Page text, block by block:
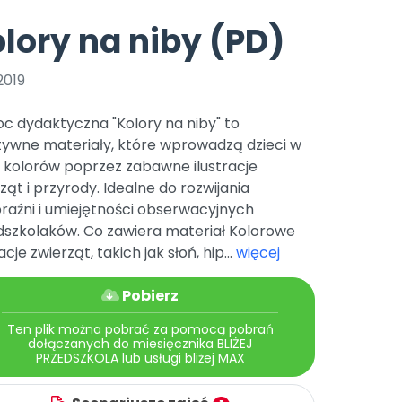
Archiwalne numery
Pomoc
Polecamy
Promocje
czerwca 2024 r. uzyskała
r. Nr decyzji:
Online.
Bliżej Pieska
Pomoc zwierzętom
TikTok
Zobacz nas na TikToku
YouTube
Filmy edukacyjne
na niby (PD)
dydaktyczna "Kolory na niby" to
materiały, które wprowadzą dzieci w
kolorów poprzez zabawne ilustracje
i przyrody. Idealne do rozwijania
i umiejętności obserwacyjnych
Co zawiera materiał Kolorowe
zwierząt, takich jak słoń, hip... więcej
Pobierz
Ten plik można pobrać za pomocą pobrań
dołączanych do miesięcznika BLIŻEJ
PRZEDSZKOLA lub usługi bliżej MAX